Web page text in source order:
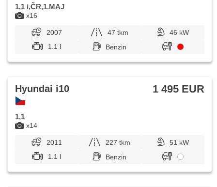
x16
1,1 i,ČR,1.MAJ
2007 47 tkm
46 kW
1.1 l
Benzin
x14
Hyundai i10 1 495 EUR
1,1
2011 227 tkm
51 kW
1.1 l
Benzin